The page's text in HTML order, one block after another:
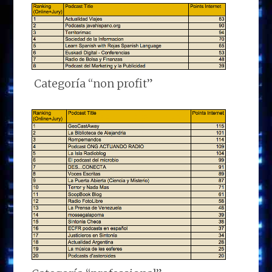
Categoría “non profit”